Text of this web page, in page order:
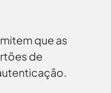
que as
de